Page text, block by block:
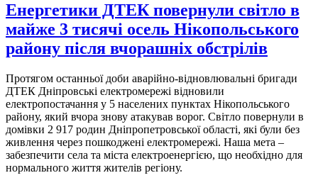
Енергетики ДТЕК повернули світло в
майже 3 тисячі осель Нікопольського
району після вчорашніх обстрілів
Протягом останньої доби аварійно-відновлювальні бригади
ДТЕК Дніпровські електромережі відновили
електропостачання у 5 населених пунктах Нікопольського
району, який вчора знову атакував ворог. Світло повернули в
домівки 2 917 родин Дніпропетровської області, які були без
живлення через пошкоджені електромережі. Наша мета –
забезпечити села та міста електроенергією, що необхідно для
нормального життя жителів регіону.